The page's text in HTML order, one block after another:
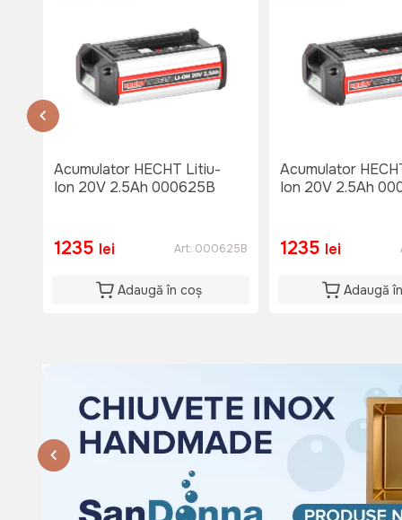
or.Causeni , str. 31 August 1
str. 31 August 1
тел. 060653777
Nu e disponibil
Lu-Vi: 08:00-18:00
Du: 08:00 - 15:00
Acumulator HECHT Litiu-
Ion 20V 2.5Ah 000625B
1235 lei Art: 000625B
Adaugă în coș
Acumulator
Ion 20V 2.5Ah
1235 lei
Adaugă